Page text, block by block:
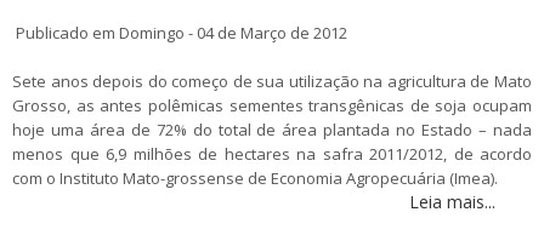
Publicado em Domingo - 04 de Março de 2012
Sete anos depois do começo de sua utilização na agricultura de Mato
Grosso, as antes polêmicas sementes transgênicas de soja ocupam
hoje uma área de 72% do total de área plantada no Estado – nada
menos que 6,9 milhões de hectares na safra 2011/2012, de acordo
com o Instituto Mato-grossense de Economia Agropecuária (Imea).
Leia mais...